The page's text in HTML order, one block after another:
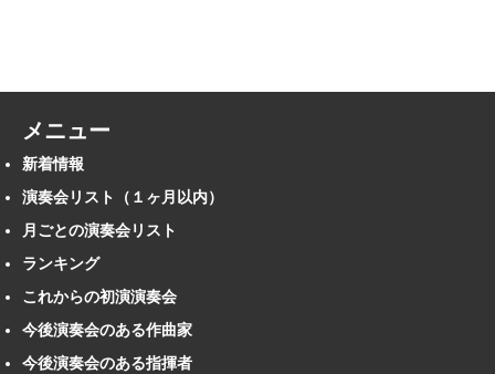
メニュー
新着情報
演奏会リスト（１ヶ月以内）
月ごとの演奏会リスト
ランキング
これからの初演演奏会
今後演奏会のある作曲家
今後演奏会のある指揮者